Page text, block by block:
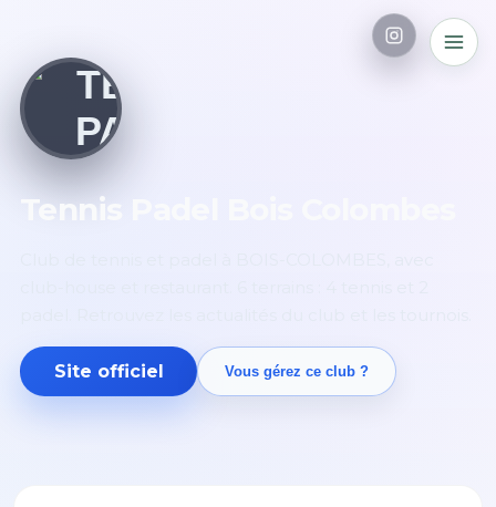
Tennis Padel Bois Colombes
Site officiel Vous gérez ce club ?